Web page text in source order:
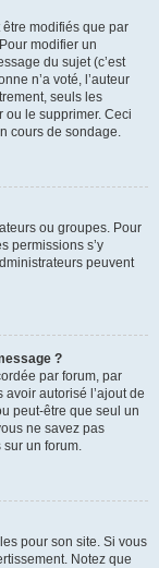
modifiés que par
modifier un
du sujet (c’est
n’a voté, l’auteur
seuls les
ou le supprimer. Ceci
cours de sondage.
ou groupes. Pour
permissions s’y
peuvent
?
par forum, par
avoir autorisé l’ajout de
peut-être que seul un
ne savez pas
un forum.
pour son site. Si vous
Notez que